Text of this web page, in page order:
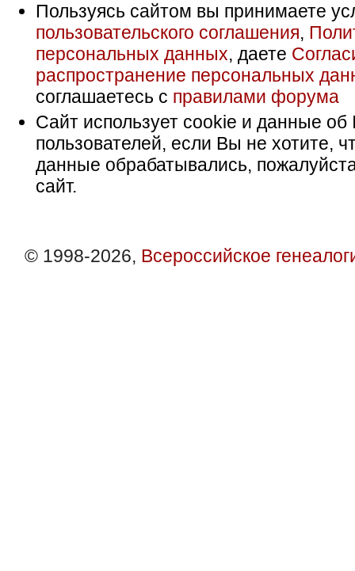
Пользуясь сайтом вы принимаете
пользовательского соглашения,
персональных данных, даете
распространение персональных
соглашаетесь с правилами форума
Сайт использует cookie и данные об
пользователей, если Вы не хотите,
данные обрабатывались,
сайт.
© 1998-2026, Всероссийское